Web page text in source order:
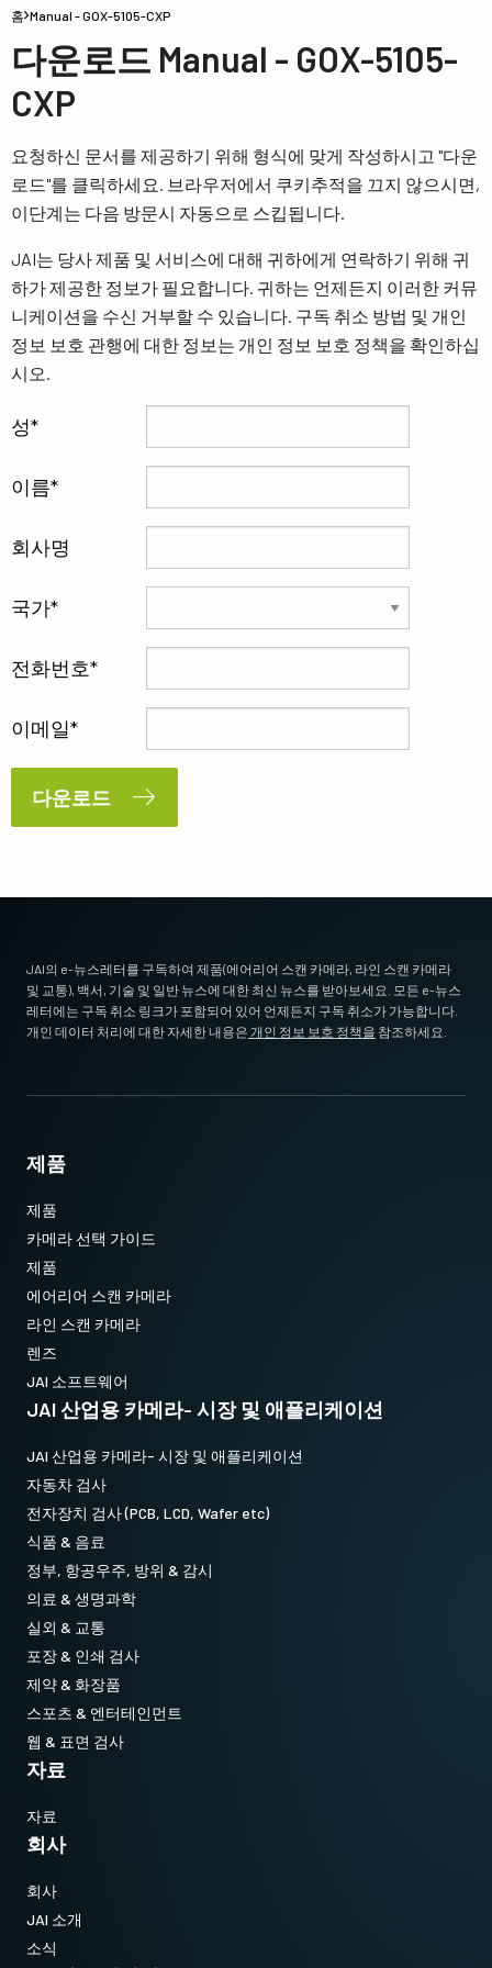
홈 Manual - GOX-5105-CXP
다운로드 Manual - GOX-5105-
CXP
요청하신 문서를 제공하기 위해 형식에 맞게 작성하시고 "다운
로드"를 클릭하세요. 브라우저에서 쿠키추적을 끄지 않으시면,
이단계는 다음 방문시 자동으로 스킵됩니다.
JAI는 당사 제품 및 서비스에 대해 귀하에게 연락하기 위해 귀
하가 제공한 정보가 필요합니다. 귀하는 언제든지 이러한 커뮤
니케이션을 수신 거부할 수 있습니다. 구독 취소 방법 및 개인
정보 보호 관행에 대한 정보는 개인 정보 보호 정책을 확인하십
시오.
성
이름
회사명
국가
전화번호
이메일
다운로드
JAI의 e-뉴스레터를 구독하여 제품(에어리어 스캔 카메라, 라인 스캔 카메라
및 교통), 백서, 기술 및 일반 뉴스에 대한 최신 뉴스를 받아보세요. 모든 e-뉴스
레터에는 구독 취소 링크가 포함되어 있어 언제든지 구독 취소가 가능합니다.
개인 데이터 처리에 대한 자세한 내용은 개인 정보 보호 정책을 참조하세요.
제품
제품
카메라 선택 가이드
제품
에어리어 스캔 카메라
라인 스캔 카메라
렌즈
JAI 소프트웨어
JAI 산업용 카메라- 시장 및 애플리케이션
JAI 산업용 카메라- 시장 및 애플리케이션
자동차 검사
전자장치 검사 (PCB, LCD, Wafer etc)
식품 & 음료
정부, 항공우주, 방위 & 감시
의료 & 생명과학
실외 & 교통
포장 & 인쇄 검사
제약 & 화장품
스포츠 & 엔터테인먼트
웹 & 표면 검사
자료
자료
회사
회사
JAI 소개
소식